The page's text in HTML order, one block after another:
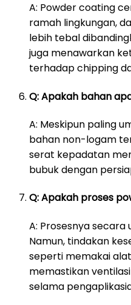
A: Powder coating
ramah lingkungan,
lebih tebal
juga menawarkan
terhadap chipping
Q: Apakah bahan
A: Meskipun paling
bahan non-logam
serat kepadatan
bubuk dengan
Q: Apakah proses
A: Prosesnya secara
Namun, tindakan
seperti memakai
memastikan
selama